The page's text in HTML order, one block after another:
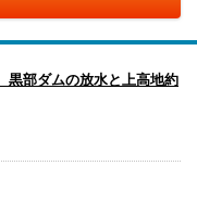
部ダムの放水と上高地約